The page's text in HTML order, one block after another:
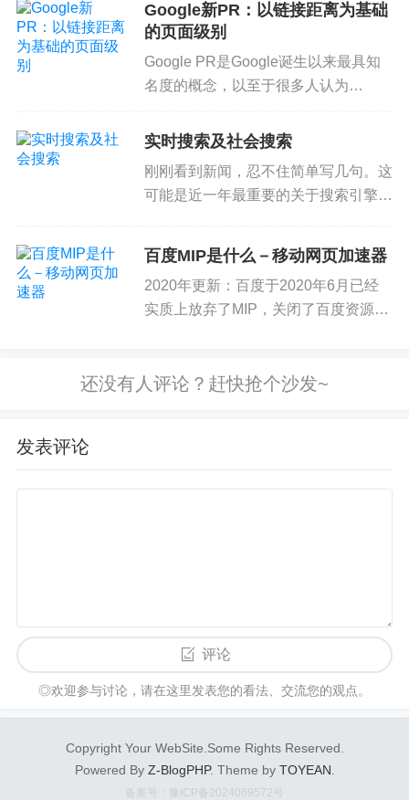
O禅在这里就不贴图片说明了，其实这篇文章SEO禅
想表达的是，SEO优化是一门知识面很广，又很细
的领域，无论哪一个SEOer都不可能全面的把SEO
细微的一个方面，然后去观察变化，有时候这种调
整在这个网站，这个领域有效果，换一个专业领域
禅创建这个网站，就是为了进行SEO实验，网上很
多拿其他案例分享的，那一看就不是他们自己做
的，现在SEO禅大部分举例，截图都是自己的这个
服务商多如牛毛，为什么在首页SEO优化这个词能
多数他们都是用 的方式，这种方式对客户来说严重
大概只有1/10的页面在第一年会获得排名
大概只有5.7%的新页面，能获得排名并进入Top 10
op 1的位置
大概需要2-6个月左右，关键词从没有排名到前10位
华。 我来自中国，在新加坡已经生活
十多年，对这个话题当然会感兴趣...
Google新PR：以链接距离为基础
的页面级别
Google PR是Google诞生以来最具知
名度的概念，以至于很多人认为
而不是排名算法。2016年4月，
示，站长们再...
实时搜索及社会搜索
刚刚看到新闻，忍不住简单写几句。这
可能是近一年最重要的关于搜索引擎及
热的话题是实时搜索。虽然搜索引擎现
在也经常在一分钟之内收录页...
百度MIP是什么－移动网页加速器
2020年更新：百度于2020年6月已经
实质上放弃了MIP，关闭了百度资源平
后虽然不影响已改造MIP网站正...
发表评论
评论
◎欢迎参与讨论，请在这里发表您的看法、交流您的观点。
Copyright Your WebSite.Some Rights Reserved.
Powered By Z-BlogPHP. Theme by TOYEAN
备案号：豫ICP备2024069572号